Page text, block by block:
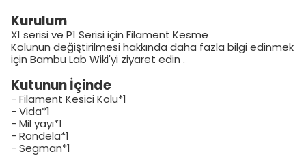
Kurulum
X1 serisi ve P1 Serisi için Filament Kesme
Kolunun değiştirilmesi hakkında daha fazla bilgi edinmek
için Bambu Lab Wiki'yi ziyaret edin .
Kutunun İçinde
- Filament Kesici Kolu*1
- Vida*1
- Mil yayı*1
- Rondela*1
- Segman*1